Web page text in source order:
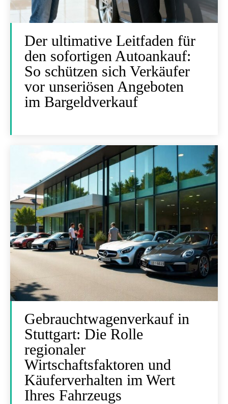
Der ultimative Leitfaden für
den sofortigen Autoankauf:
So schützen sich Verkäufer
vor unseriösen Angeboten
im Bargeldverkauf
Gebrauchtwagenverkauf in
Stuttgart: Die Rolle
regionaler
Wirtschaftsfaktoren und
Käuferverhalten im Wert
Ihres Fahrzeugs